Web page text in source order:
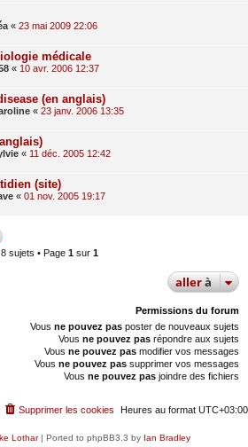
« 23 mai 2009 22:06
médicale
« 10 avr. 2006 12:37
(en anglais)
« 23 janv. 2006 13:35
« 11 déc. 2005 12:42
(site)
« 01 nov. 2005 19:17
8 sujets • Page 1 sur 1
allerà
Permissions du forum
Vous ne pouvez pas poster de nouveaux sujets
Vous ne pouvez pas répondre aux sujets
Vous ne pouvez pas modifier vos messages
Vous ne pouvez pas supprimer vos messages
Vous ne pouvez pas joindre des fichiers
Heures au format UTC+03:00
Supprimer les cookies
Lothar| Ported to phpBB3.3 by Ian Bradley